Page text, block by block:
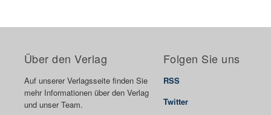
Über den Verlag
Auf unserer Verlagsseite finden Sie
mehr Informationen über den Verlag
und unser Team.
Folgen Sie uns
RSS
Twitter